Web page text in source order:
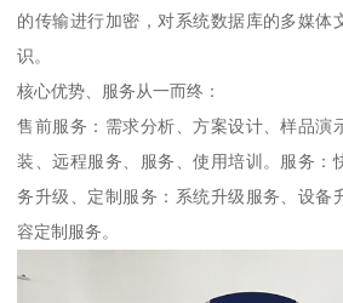
的传输进行加密，对系统数据库的多媒体
识。
核心优势、服务从一而终：
售前服务：需求分析、方案设计、样品演
装、远程服务、服务、使用培训。服务：
务升级、定制服务：系统升级服务、设备
容定制服务。